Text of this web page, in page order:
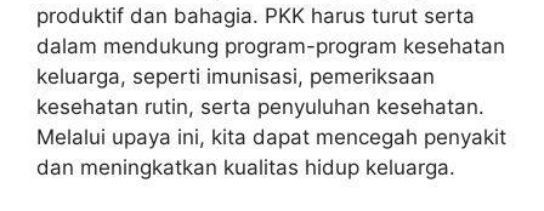
produktif dan bahagia. PKK harus turut serta
dalam mendukung program-program kesehatan
keluarga, seperti imunisasi, pemeriksaan
kesehatan rutin, serta penyuluhan kesehatan.
Melalui upaya ini, kita dapat mencegah penyakit
dan meningkatkan kualitas hidup keluarga.